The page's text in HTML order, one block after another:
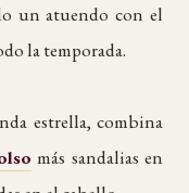
un atuendo con el
la temporada.
estrella, combina
más sandalias en